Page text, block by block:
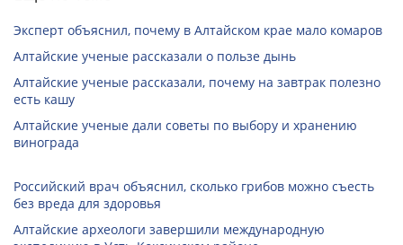
Эксперт объяснил, почему в Алтайском крае мало комаров
Алтайские ученые рассказали о пользе дынь
Алтайские ученые рассказали, почему на завтрак полезно
есть кашу
Алтайские ученые дали советы по выбору и хранению
винограда
Российский врач объяснил, сколько грибов можно съесть
без вреда для здоровья
Алтайские археологи завершили международную